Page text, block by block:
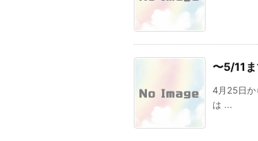
〜5/11
4月25日か
は ...